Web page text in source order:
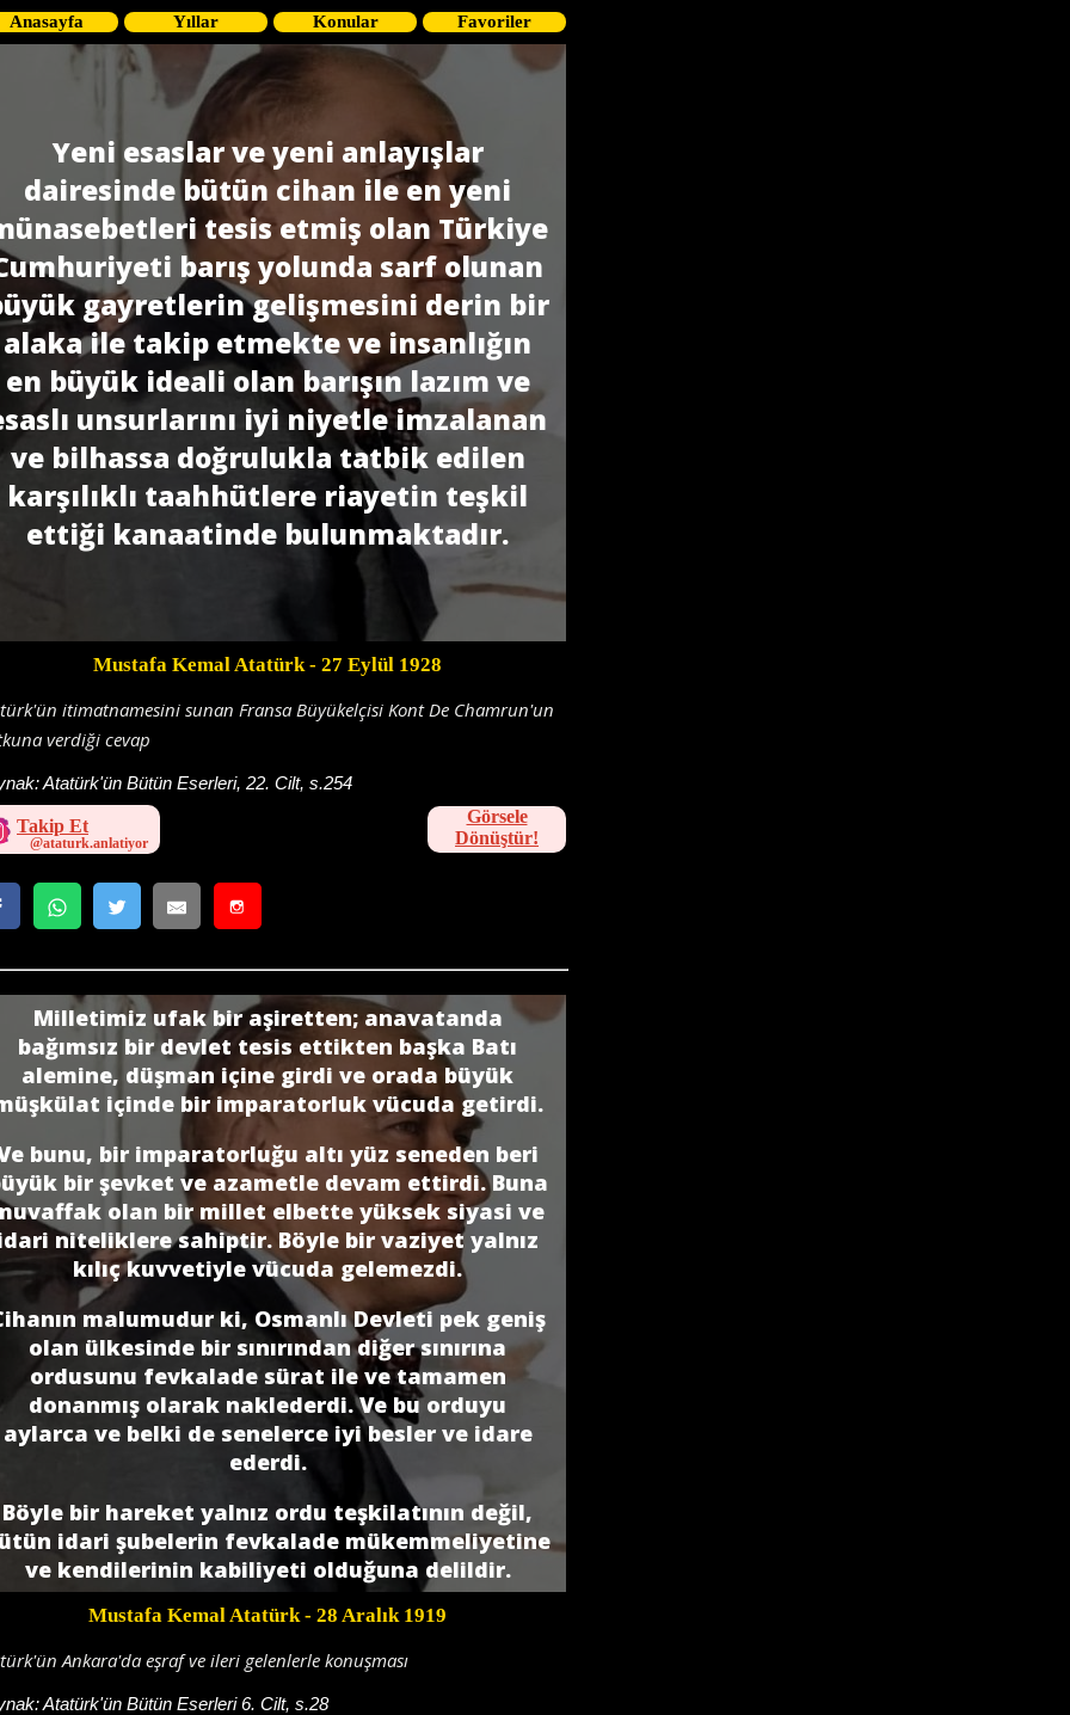
Anasayfa Yıllar Konular Favoriler
Yeni esaslar ve yeni anlayışlar
dairesinde bütün cihan ile en yeni
tesis etmiş olan Türkiye
barış yolunda sarf olunan
gayretlerin gelişmesini derin bir
alaka ile takip etmekte ve insanlığın
en büyük ideali olan barışın lazım ve
unsurlarını iyi niyetle imzalanan
ve bilhassa doğrulukla tatbik edilen
karşılıklı taahhütlere riayetin teşkil
ettiği kanaatinde bulunmaktadır.
Mustafa Kemal Atatürk- 27 Eylül 1928
itimatnamesini sunan Fransa Büyükelçisi Kont De Chamrun'un
verdiği cevap
Atatürk'ün Bütün Eserleri, 22. Cilt, s.254
Takip Et
Görsele
Dönüştür!
Milletimiz ufak bir aşiretten; anavatanda
bağımsız bir devlet tesis ettikten başka Batı
alemine, düşman içine girdi ve orada büyük
içinde bir imparatorluk vücuda getirdi.
bunu, bir imparatorluğu altı yüz seneden beri
bir şevket ve azametle devam ettirdi. Buna
olan bir millet elbette yüksek siyasi ve
niteliklere sahiptir. Böyle bir vaziyet yalnız
kılıç kuvvetiyle vücuda gelemezdi.
malumudur ki, Osmanlı Devleti pek geniş
olan ülkesinde bir sınırından diğer sınırına
ordusunu fevkalade sürat ile ve tamamen
donanmış olarak naklederdi. Ve bu orduyu
aylarca ve belki de senelerce iyi besler ve idare
ederdi.
Böyle bir hareket yalnız ordu teşkilatının değil,
idari şubelerin fevkalade mükemmeliyetine
ve kendilerinin kabiliyeti olduğuna delildir.
Mustafa Kemal Atatürk- 28 Aralık 1919
Ankara'da eşraf ve ileri gelenlerle konuşması
Atatürk'ün Bütün Eserleri 6. Cilt, s.28